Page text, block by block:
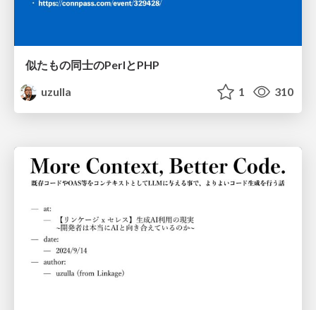
似たもの同士のPerlとPHP
uzulla
1 310